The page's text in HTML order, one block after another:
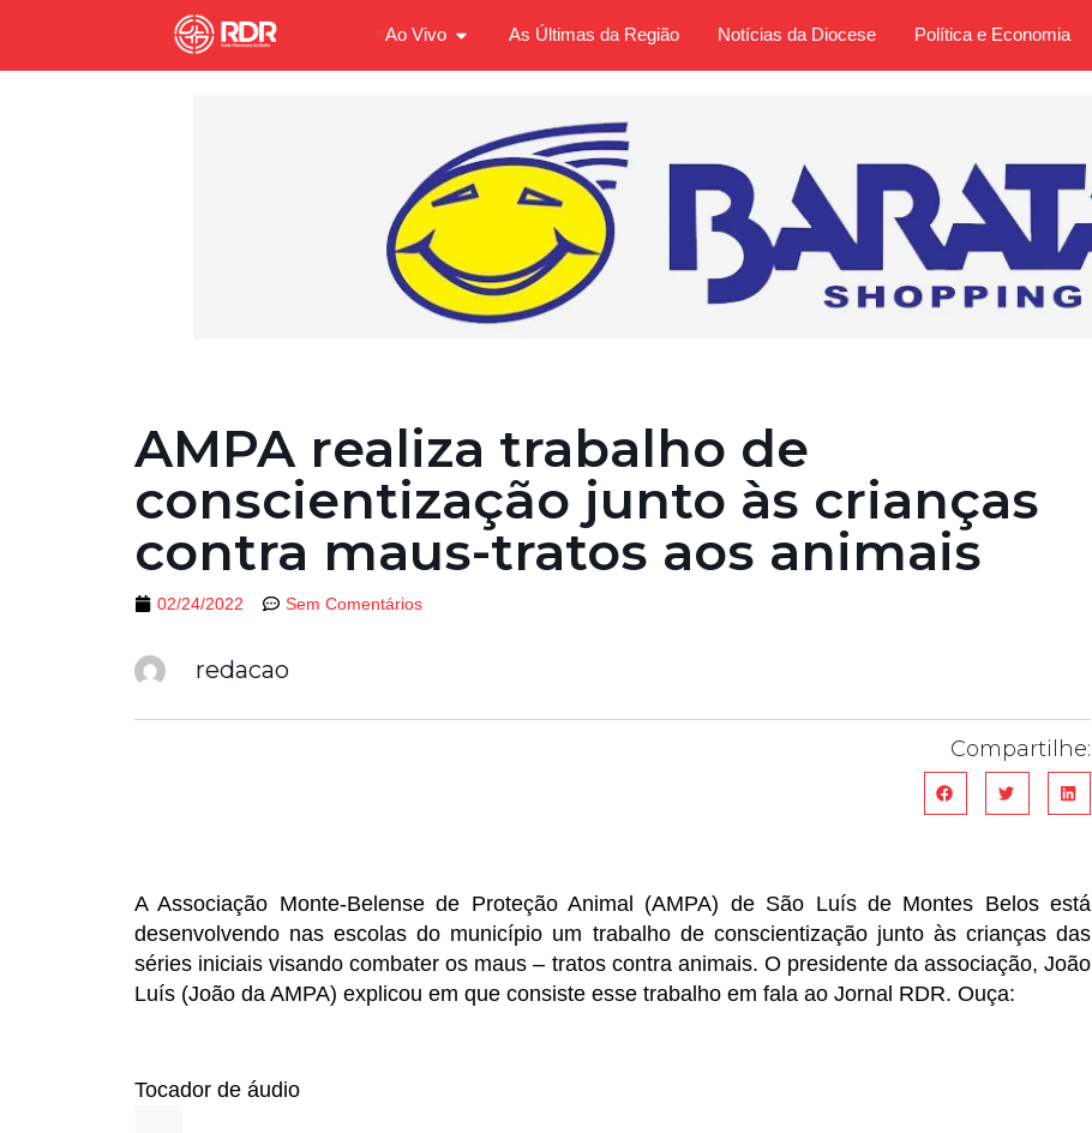
Ao Vivo As Últimas da Região Notícias da Diocese Política e Economia
AMPA realiza trabalho de
conscientização junto às crianças
contra maus-tratos aos animais
02/24/2022 Sem Comentários
redacao
Compartilhe:
A Associação Monte-Belense de Proteção Animal (AMPA) de São Luís de Montes Belos está
desenvolvendo nas escolas do município um trabalho de conscientização junto às crianças das
séries iniciais visando combater os maus – tratos contra animais. O presidente da associação, João
Luís (João da AMPA) explicou em que consiste esse trabalho em fala ao Jornal RDR. Ouça:
Tocador de áudio